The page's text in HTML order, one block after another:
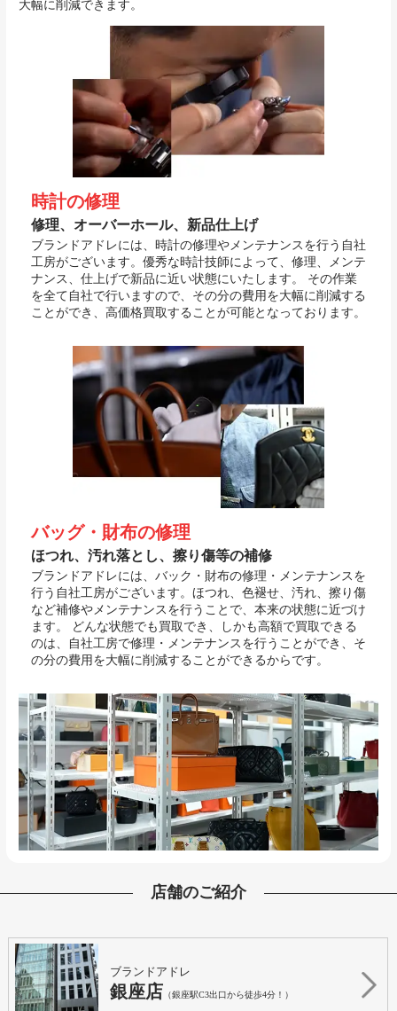
大幅に削減できます。
時計の修理
修理、オーバーホール、新品仕上げ
ブランドアドレには、時計の修理やメンテナンスを行う自社
工房がございます。優秀な時計技師によって、修理、メンテ
ナンス、仕上げで新品に近い状態にいたします。 その作業
を全て自社で行いますので、その分の費用を大幅に削減する
ことができ、高価格買取することが可能となっております。
バッグ・財布の修理
ほつれ、汚れ落とし、擦り傷等の補修
ブランドアドレには、バック・財布の修理・メンテナンスを
行う自社工房がございます。ほつれ、色褪せ、汚れ、擦り傷
など補修やメンテナンスを行うことで、本来の状態に近づけ
ます。 どんな状態でも買取でき、しかも高額で買取できる
のは、自社工房で修理・メンテナンスを行うことができ、そ
の分の費用を大幅に削減することができるからです。
店舗のご紹介
ブランドアドレ
銀座店 （銀座駅C3出口から徒歩4分！）